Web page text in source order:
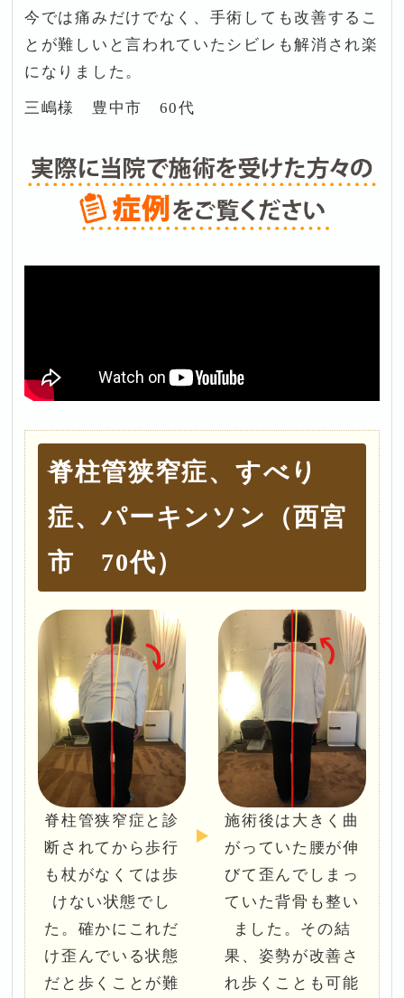
今では痛みだけでなく、手術しても改善するこ
とが難しいと言われていたシビレも解消され楽
になりました。
三嶋様 豊中市 60代
脊柱管狭窄症、すべり
症、パーキンソン（西宮
市 70代）
脊柱管狭窄症と診
断されてから歩行
も杖がなくては歩
けない状態でし
た。確かにこれだ
け歪んでいる状態
だと歩くことが難
施術後は大きく曲
がっていた腰が伸
びて歪んでしまっ
ていた背骨も整い
ました。その結
果、姿勢が改善さ
れ歩くことも可能